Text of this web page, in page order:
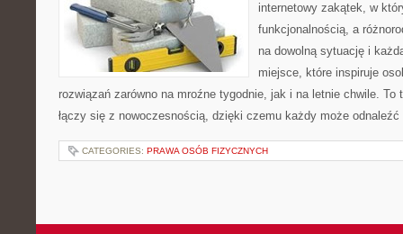
internetowy zakątek, w
funkcjonalnością, a
na dowolną sytuację i
miejsce, które inspiruje
rozwiązań zarówno na mroźne tygodnie, jak i na letnie chwile. To
łączy się z nowoczesnością, dzięki czemu każdy może
CATEGORIES: PRAWA OSÓB FIZYCZNYCH